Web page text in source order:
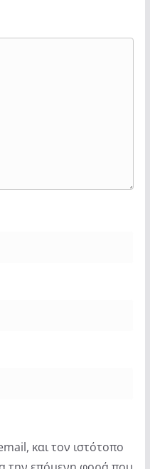
και τον ιστότοπο